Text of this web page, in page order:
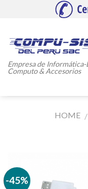
Empresa de Informática-
Computo & Accesorios
HOME /
-45%